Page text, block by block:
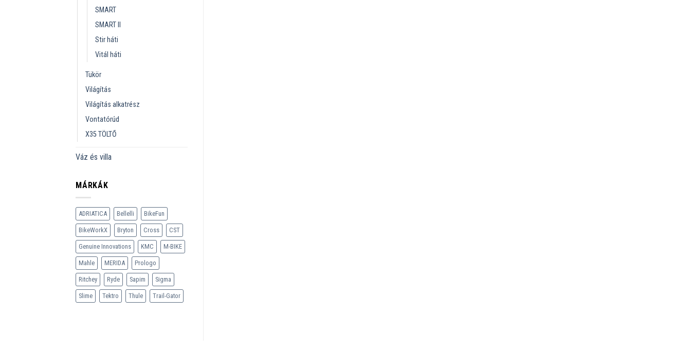
SMART
SMART II
Stir háti
Vitál háti
Tükör
Világítás
Világítás alkatrész
Vontatórúd
X35 TÖLTŐ
Váz és villa
MÁRKÁK
ADRIATICA Bellelli BikeFun
BikeWorkX Bryton Cross CST
Genuine Innovations KMC M-BIKE
Mahle MERIDA Prologo
Ritchey Ryde Sapim Sigma
Slime Tektro Thule Trail-Gator